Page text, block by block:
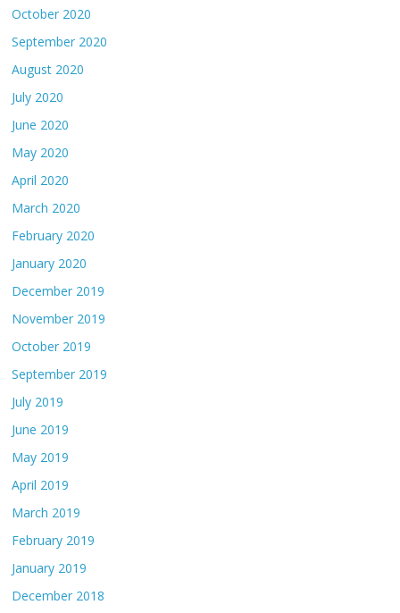
October 2020
September 2020
August 2020
July 2020
June 2020
May 2020
April 2020
March 2020
February 2020
January 2020
December 2019
November 2019
October 2019
September 2019
July 2019
June 2019
May 2019
April 2019
March 2019
February 2019
January 2019
December 2018